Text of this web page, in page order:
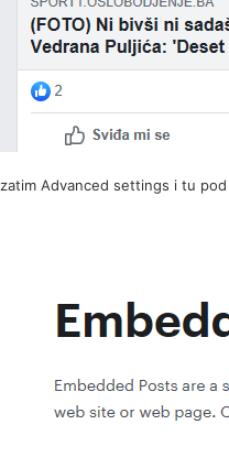
zatim Advanced settings i tu